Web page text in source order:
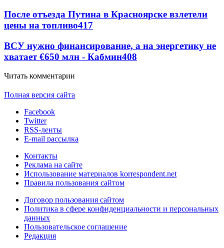
После отъезда Путина в Красноярске взлетели
цены на топливо417
ВСУ нужно финансирование, а на энергетику не
хватает €650 млн - Кабмин408
Читать комментарии
Полная версия сайта
Facebook
Twitter
RSS-ленты
E-mail рассылка
Контакты
Реклама на сайте
Использование материалов korrespondent.net
Правила пользования сайтом
Договор пользования сайтом
Политика в сфере конфиденциальности и персональных
данных
Пользовательское соглашение
Редакция